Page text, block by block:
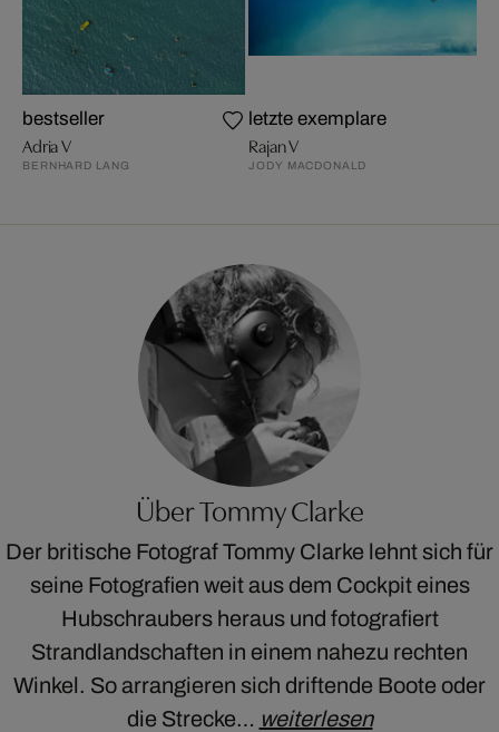
bestseller
Adria V
BERNHARD LANG
letzte exemplare
Rajan V
JODY MACDONALD
Über Tommy Clarke
Der britische Fotograf Tommy Clarke lehnt sich für
seine Fotografien weit aus dem Cockpit eines
Hubschraubers heraus und fotografiert
Strandlandschaften in einem nahezu rechten
Winkel. So arrangieren sich driftende Boote oder
die Strecke… weiterlesen